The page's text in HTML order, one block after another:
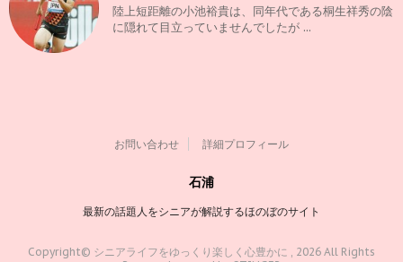
陸上短距離の小池裕貴は、同年代である桐生祥秀の陰
に隠れて目立っていませんでしたが ...
お問い合わせ 詳細プロフィール
石浦
最新の話題人をシニアが解説するほのぼのサイト
Copyright© シニアライフをゆっくり楽しく心豊かに , 2026 All Rights